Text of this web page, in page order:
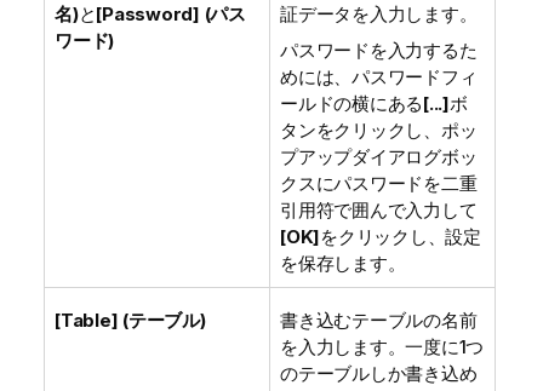
名)と[Password] (パス
ワード)
証データを入力します。
パスワードを入力するた
めには、パスワードフィ
ールドの横にある[...]ボ
タンをクリックし、ポッ
プアップダイアログボッ
クスにパスワードを二重
引用符で囲んで入力して
[OK]をクリックし、設定
を保存します。
[Table] (テーブル)
書き込むテーブルの名前
を入力します。一度に1つ
のテーブルしか書き込め